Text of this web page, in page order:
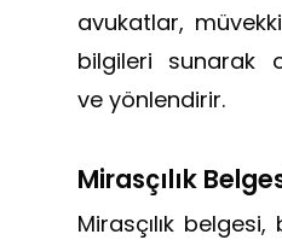
avukatlar,
bilgileri sunarak
ve yönlendirir.
Mirasçılık
Mirasçılık